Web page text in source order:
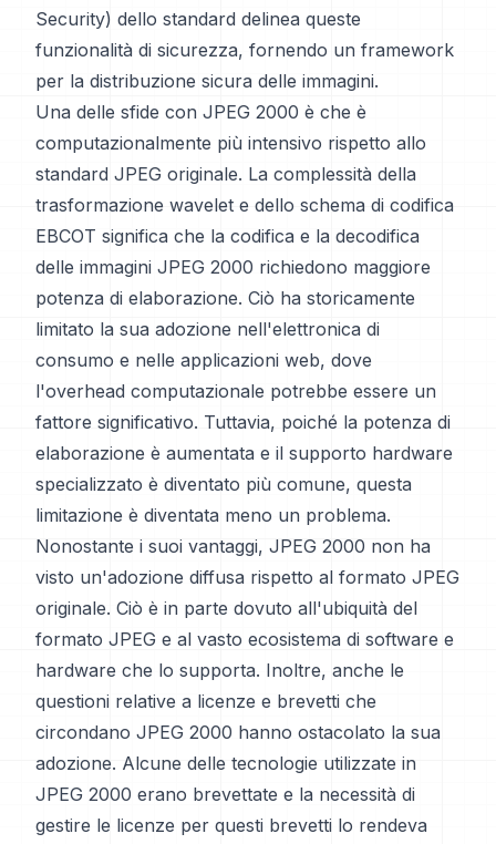
Security) dello standard delinea queste
funzionalità di sicurezza, fornendo un framework
per la distribuzione sicura delle immagini.
Una delle sfide con JPEG 2000 è che è
computazionalmente più intensivo rispetto allo
standard JPEG originale. La complessità della
trasformazione wavelet e dello schema di codifica
EBCOT significa che la codifica e la decodifica
delle immagini JPEG 2000 richiedono maggiore
potenza di elaborazione. Ciò ha storicamente
limitato la sua adozione nell'elettronica di
consumo e nelle applicazioni web, dove
l'overhead computazionale potrebbe essere un
fattore significativo. Tuttavia, poiché la potenza di
elaborazione è aumentata e il supporto hardware
specializzato è diventato più comune, questa
limitazione è diventata meno un problema.
Nonostante i suoi vantaggi, JPEG 2000 non ha
visto un'adozione diffusa rispetto al formato JPEG
originale. Ciò è in parte dovuto all'ubiquità del
formato JPEG e al vasto ecosistema di software e
hardware che lo supporta. Inoltre, anche le
questioni relative a licenze e brevetti che
circondano JPEG 2000 hanno ostacolato la sua
adozione. Alcune delle tecnologie utilizzate in
JPEG 2000 erano brevettate e la necessità di
gestire le licenze per questi brevetti lo rendeva